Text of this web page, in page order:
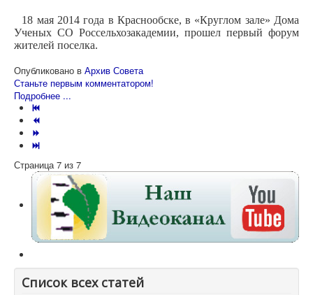
18 мая 2014 года в Краснообске, в «Круглом зале» Дома
Ученых СО Россельхозакадемии, прошел первый форум
жителей поселка.
Опубликовано в Архив Совета
Станьте первым комментатором!
Подробнее ...
Страница 7 из 7
Список всех статей